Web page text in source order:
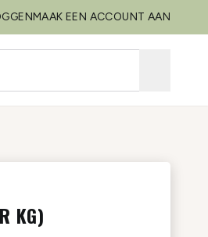
MAAK EEN ACCOUNT AAN
KG)